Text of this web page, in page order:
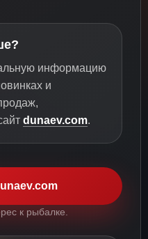
информацию
и
dunaev.com.
к рыбалке.